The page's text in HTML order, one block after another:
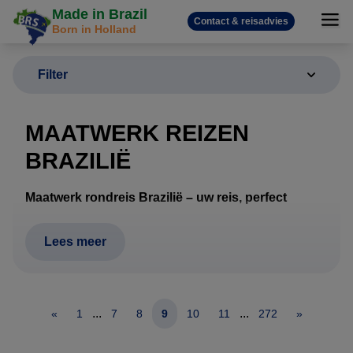
Made in Brazil
Born in Holland
Contact & reisadvies
Filter
MAATWERK REIZEN
BRAZILIË
Maatwerk rondreis Brazilië – uw reis, perfect
Een rondreis door Brazilië vraagt om meer dan alleen
natuur vragen om een doordachte route. Daarom
Lees meer
« 1 ... 7 8 9 10 11 ... 272 »